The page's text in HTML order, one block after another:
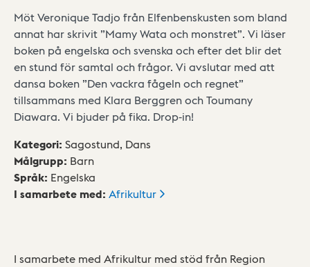
Möt Veronique Tadjo från Elfenbenskusten som bland
annat har skrivit ”Mamy Wata och monstret”. Vi läser
boken på engelska och svenska och efter det blir det
en stund för samtal och frågor. Vi avslutar med att
dansa boken ”Den vackra fågeln och regnet”
tillsammans med Klara Berggren och Toumany
Diawara. Vi bjuder på fika. Drop-in!
Kategori: Sagostund, Dans
Målgrupp: Barn
Språk: Engelska
I samarbete med: Afrikultur
I samarbete med Afrikultur med stöd från Region